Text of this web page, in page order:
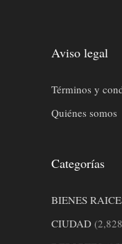
Aviso legal
Términos y
Quiénes somos
Categorías
BIENES
CIUDAD